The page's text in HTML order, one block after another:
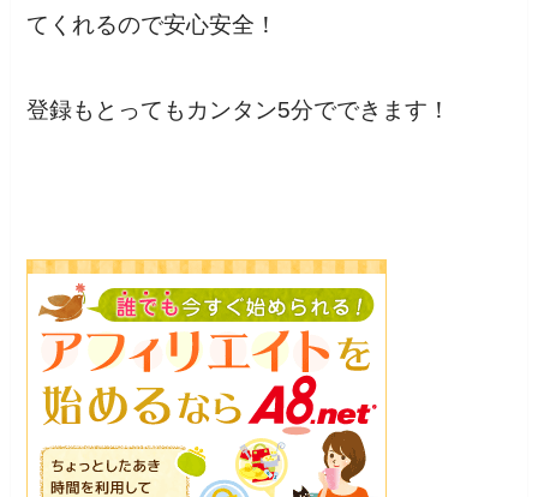
てくれるので安心安全！
登録もとってもカンタン5分でできます！